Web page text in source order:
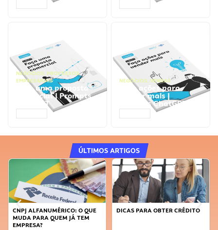
NEGÓCIOS, PROCESSOS
EMPRESARIAIS
Faça uma proposta
comercial | Prompts
ChatGPT
NEGÓCIOS, VENDAS
Faça ações para
vender mais |
Prompts ChatGPT
ÚLTIMOS ARTIGOS
CNPJ ALFANUMÉRICO: O QUE
MUDA PARA QUEM JÁ TEM
EMPRESA?
DICAS PARA OBTER CRÉDITO